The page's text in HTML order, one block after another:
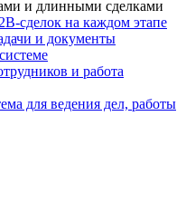
и длинными сделками
сделок на каждом этапе
и документы
и работа
для ведения дел, работы